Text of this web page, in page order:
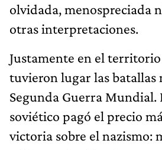
olvidada, menospreciada
otras interpretaciones.
Justamente en el territorio
tuvieron lugar las batallas
Segunda Guerra Mundial.
soviético pagó el precio
victoria sobre el nazismo: